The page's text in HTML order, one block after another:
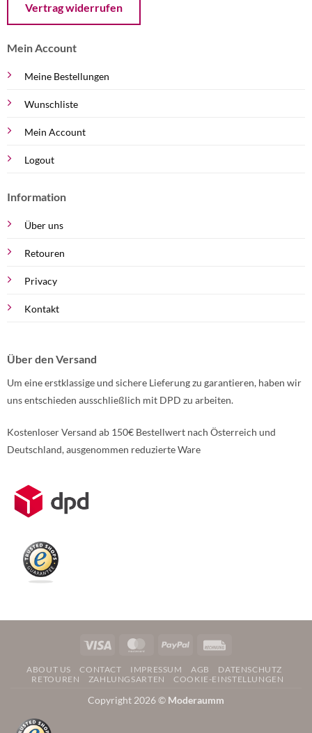
Vertrag widerrufen
Mein Account
Meine Bestellungen
Wunschliste
Mein Account
Logout
Information
Über uns
Retouren
Privacy
Kontakt
Über den Versand
Um eine erstklassige und sichere Lieferung zu garantieren, haben wir
uns entschieden ausschließlich mit DPD zu arbeiten.
Kostenloser Versand ab 150€ Bestellwert nach Österreich und
Deutschland, ausgenommen reduzierte Ware
Weitere Informationen über den gesperrten Inhalt.
Visa MasterCardPayPal
ABOUT US CONTACT IMPRESSUM AGB
DATENSCHUTZ
RETOUREN
ZAHLUNGSARTEN COOKIE-EINSTELLUNGEN
Copyright 2026 © Moderaumm
Weitere Informationen über den gesperrten Inhalt.